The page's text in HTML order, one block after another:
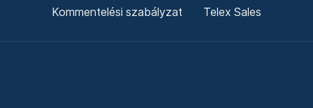
Kommentelési szabályzat Telex Sales